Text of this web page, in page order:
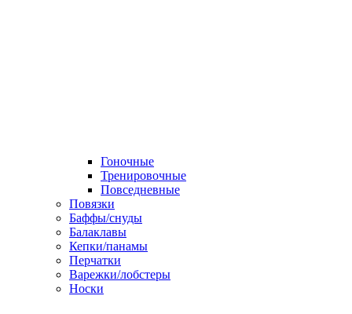
Гоночные
Тренировочные
Повседневные
Повязки
Баффы/снуды
Балаклавы
Кепки/панамы
Перчатки
Варежки/лобстеры
Носки